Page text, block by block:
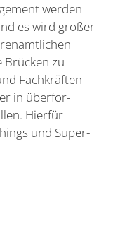
werden
es wird großer
zu
Fachkräften
in überfor­
Hierfür
und Super­